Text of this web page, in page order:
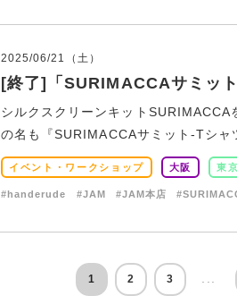
2025/06/21（土）
[終了]「SURIMACCAサミッ
シルクスクリーンキットSURIMACCA
の名も『SURIMACCAサミット-Tシャ
イベント・ワークショップ 大阪 東京
#handerude #JAM #JAM本店
1 2 3 ...